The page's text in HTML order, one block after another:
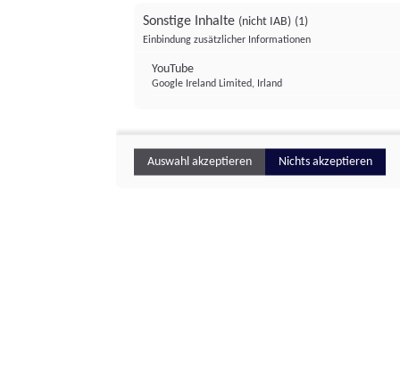
Sonstige Inhalte (nicht IAB) (1)
Einbindung zusätzlicher Informationen
YouTube
Google Ireland Limited, Irland
Auswahl akzeptieren Nichts akzeptieren